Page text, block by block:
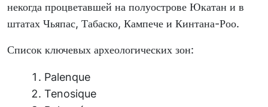
некогда процветавшей на полуострове Юкатан и в
штатах Чьяпас, Табаско, Кампече и Кинтана-Роо.
Список ключевых археологических зон:
Palenque
Tenosique